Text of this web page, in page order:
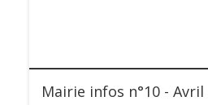
Mairie infos n°10 - Avril